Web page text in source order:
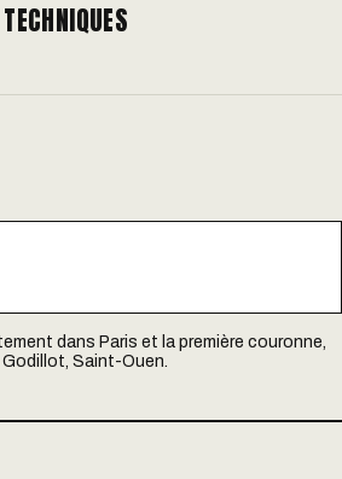
dans Paris et la première couronne,
Saint-Ouen.